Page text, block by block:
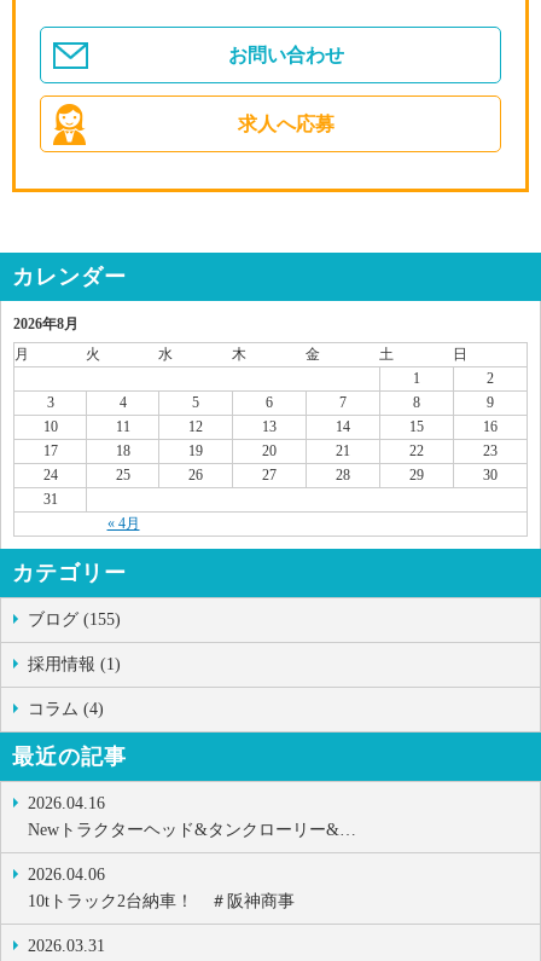
お問い合わせ
求人へ応募
カレンダー
2026年8月
月
火 水 木 金 土 日
« 4月
1
2
3
4 5 6 7 8
9
10
11 12 13 14 15
16
17
18 19 20 21 22
23
24
25 26 27 28 29
30
31
カテゴリー
ブログ (155)
採用情報 (1)
コラム (4)
最近の記事
2026.04.16
Newトラクターヘッド&タンクローリー&…
2026.04.06
10tトラック2台納車！ ＃阪神商事
2026.03.31